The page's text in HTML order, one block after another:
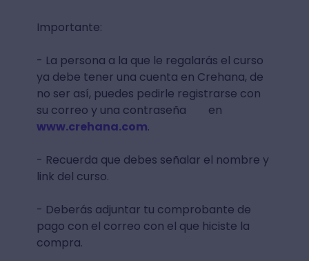
Importante:
- La persona a la que le regalarás el curso
ya debe tener una cuenta en Crehana, de
no ser así, puedes pedirle registrarse con
su correo y una contraseña en
www.crehana.com.
- Recuerda que debes señalar el nombre y
link del curso.
- Deberás adjuntar tu comprobante de
pago con el correo con el que hiciste la
compra.